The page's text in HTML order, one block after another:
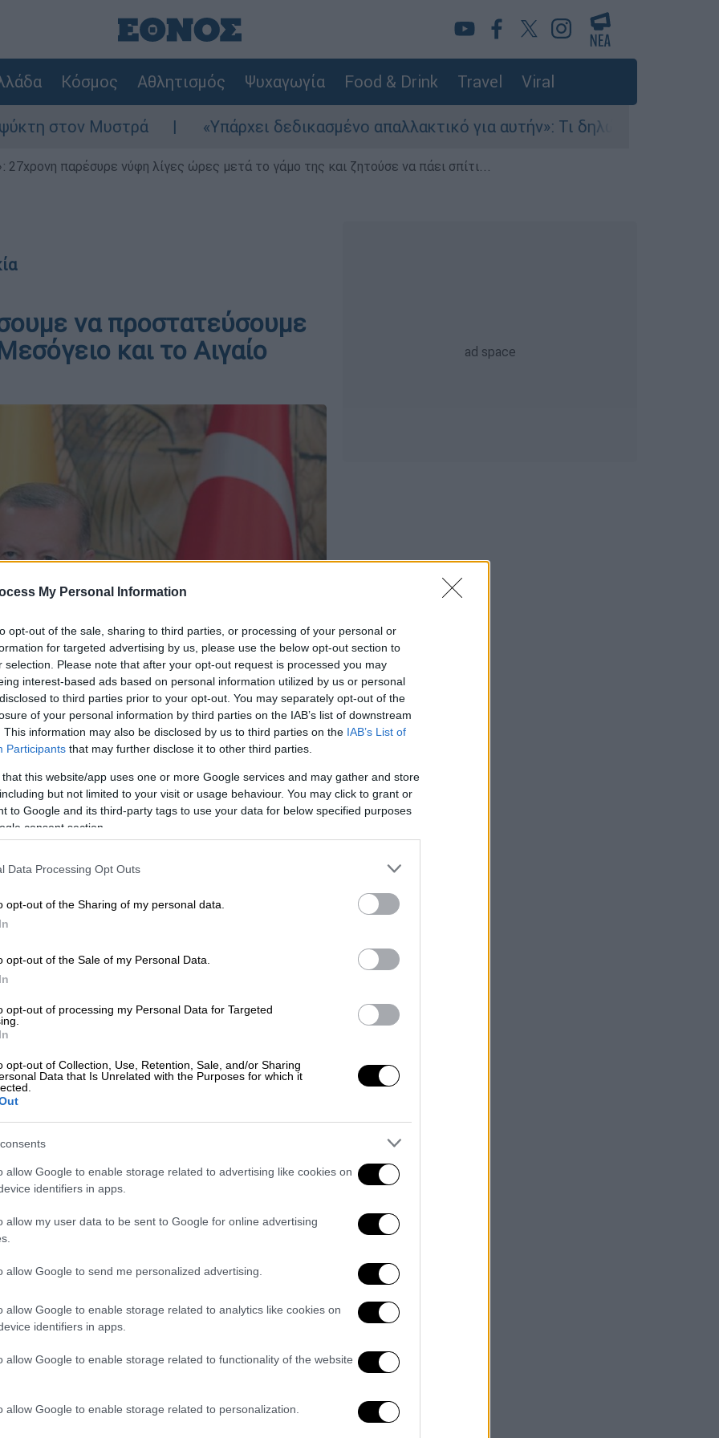
My Personal Information
opt-out of the sale, sharing to third parties, or processing of your personal or
for targeted advertising by us, please use the below opt-out section to
selection. Please note that after your opt-out request is processed you may
interest-based ads based on personal information utilized by us or personal
to third parties prior to your opt-out. You may separately opt-out of the
of your personal information by third parties on the IAB’s list of downstream
This information may also be disclosed by us to third parties on the IAB’s List of
Participants that may further disclose it to other third parties.
that this website/app uses one or more Google services and may gather and store
but not limited to your visit or usage behaviour. You may click to grant or
to Google and its third-party tags to use your data for below specified purposes
consent section.
Data Processing Opt Outs
opt-out of the Sharing of my personal data.
opt-out of the Sale of my Personal Data.
opt-out of processing my Personal Data for Targeted
opt-out of Collection, Use, Retention, Sale, and/or Sharing
Data that Is Unrelated with the Purposes for which it
allow Google to enable storage related to advertising like cookies on
identifiers in apps.
allow my user data to be sent to Google for online advertising
allow Google to send me personalized advertising.
allow Google to enable storage related to analytics like cookies on
identifiers in apps.
allow Google to enable storage related to functionality of the website
allow Google to enable storage related to personalization.
Κόσμος Αθλητισμός Ψυχαγωγία Food & Drink Travel Viral
Μυστρά «Υπάρχει δεδικασμένο απαλλακτικό για αυτήν»: Τι δηλώνει στο ethnos.gr ο
παρέσυρε νύφη λίγες ώρες μετά το γάμο της και ζητούσε να πάει σπίτι...
να προστατεύσουμε
και το Αιγαίο
το ΕΘΝΟΣ στη Google
της
οΤούρκοςπρόεδρος, Ρετζέπ Ταγίπ
του υπουργικού συμβουλίου.
να κάνουμε όλα τα απαραίτητα βήματα
προσθέτοντας ότι
μία δραστηριότητα που ενέπνευσε
στους εχθρούς μας».
ότι«εκφράζουμε για άλλη μια φοράότι
της χώρας μας για την ασφάλεια
να επωφεληθεί με κανέναν τρόπο
«
να συνεχίσουμε αδιάκοπα τις
και στη Μεσόγειο, προκειμένου να
αύριο, ο Τούρκος Πρόεδρος είπε ότι
υποκρισία που επιδεικνύεται σχετικά
το PKK, το YPG και τη FETO, με έγγραφα
της Συρίας, λέγοντας πως όταν
θα ξεκινήσουν στρατιωτική επιχείρηση.